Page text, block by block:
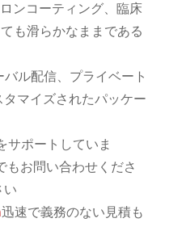
ンコーティング、臨床
も滑らかなままである
ル配信、プライベート
マイズされたパッケー
サポートしていま
もお問い合わせくださ
い
迅速で義務のない見積も